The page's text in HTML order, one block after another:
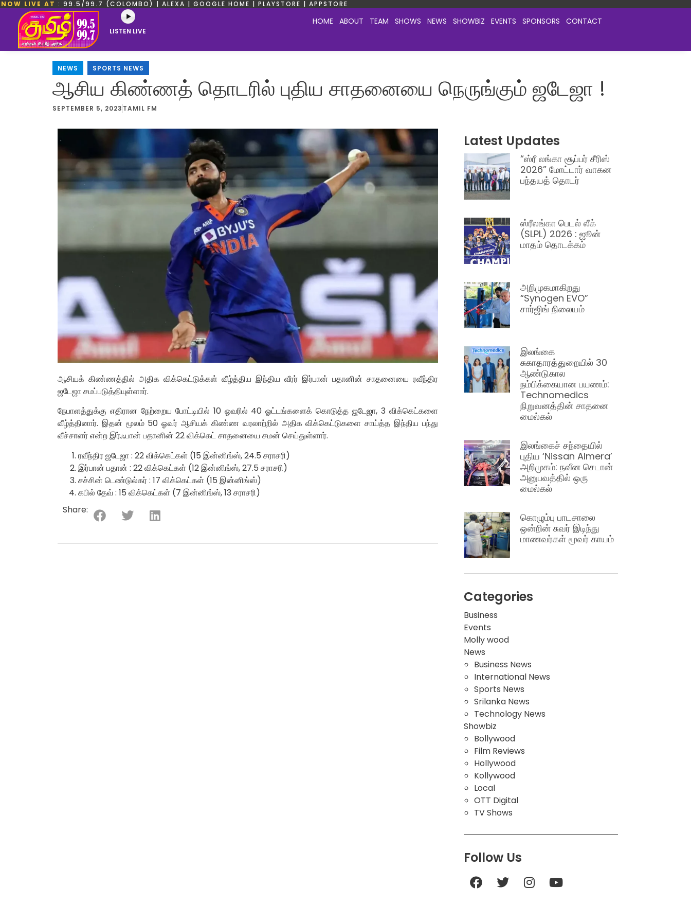
NOW LIVE AT : 99.5/99.7 (COLOMBO) | ALEXA | GOOGLE HOME | PLAYSTORE | APPSTORE
LISTEN LIVE
HOME ABOUT TEAM SHOWS NEWS SHOWBIZ EVENTS SPONSORS CONTACT
NEWS SPORTS NEWS
ஆசிய கிண்ணத் தொடரில் புதிய சாதனையை நெருங்கும் ஜடேஜா !
SEPTEMBER 5, 2023 TAMIL FM
ஆசியக் கிண்ணத்தில் அதிக விக்கெட்டுக்கள் வீழ்த்திய இந்திய வீரர் இர்பான் பதானின் சாதனையை ரவீந்திர
ஜடேஜா சமப்படுத்தியுள்ளார்.
நேபாளத்துக்கு எதிரான நேற்றைய போட்டியில் 10 ஓவரில் 40 ஓட்டங்களைக் கொடுத்த ஜடேஜா, 3 விக்கெட்களை
வீழ்த்தினார். இதன் மூலம் 50 ஓவர் ஆசியக் கிண்ண‌ வரலாற்றில் அதிக விக்கெட்டுகளை சாய்த்த இந்திய பந்து
வீச்சாளர் என்ற இர்ஃபான் பதானின் 22 விக்கெட் சாதனையை சமன் செய்துள்ளார்.
ரவீந்திர ஜடேஜா : 22 விக்கெட்கள் (15 இன்னிங்ஸ், 24.5 சராசரி)
இர்பான் பதான் : 22 விக்கெட்கள் (12 இன்னிங்ஸ், 27.5 சராசரி)
சச்சின் டெண்டுல்கர் : 17 விக்கெட்கள் (15 இன்னிங்ஸ்)
கபில் தேவ் : 15 விக்கெட்கள் (7 இன்னிங்ஸ், 13 சராசரி)
Share:
Latest Updates
“ஸ்ரீ லங்கா சூப்பர் சீரிஸ்
2026” மோட்டார் வாகன
பந்தயத் தொடர்
ஸ்ரீலங்கா பெடல் லீக்
(SLPL) 2026 : ஜூன்
மாதம் தொடக்கம்
அறிமுகமாகிறது
“Synogen EVO”
சார்ஜிங் நிலையம்
இலங்கை
சுகாதாரத்துறையில் 30
ஆண்டுகால
நம்பிக்கையான பயணம்:
Technomedics
நிறுவனத்தின் சாதனை
மைல்கல்
இலங்கைச் சந்தையில்
புதிய ‘Nissan Almera’
அறிமுகம்: நவீன செடான்
அனுபவத்தில் ஒரு
மைல்கல்
கொழும்பு பாடசாலை
ஒன்றின் சுவர் இடிந்து
மாணவர்கள் மூவர் காயம்
Categories
Business
Events
Molly wood
News
Business News
International News
Sports News
Srilanka News
Technology News
Showbiz
Bollywood
Film Reviews
Hollywood
Kollywood
Local
OTT Digital
TV Shows
Follow Us